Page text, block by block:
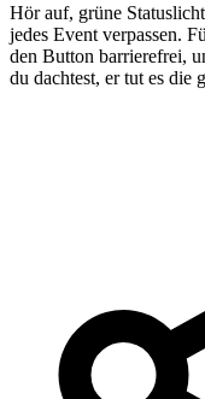
Hör auf, grüne
jedes Event verpassen.
den Button barrierefrei,
du dachtest, er tut es die